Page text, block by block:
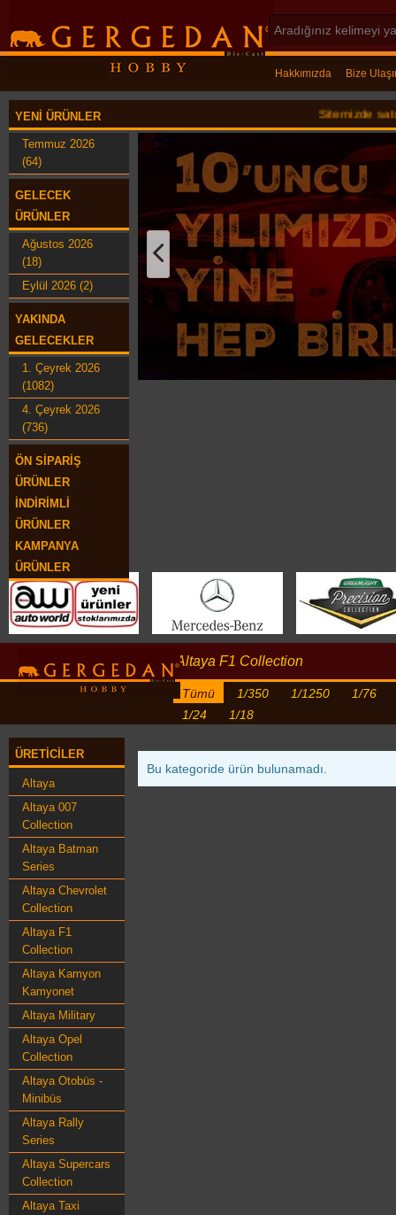
Hakkımızda Bize
YENI ÜRÜNLER
Temmuz 2026
(64)
GELECEK
ÜRÜNLER
Ağustos 2026
(18)
Eylül 2026 (2)
YAKINDA
GELECEKLER
1. Çeyrek 2026
(1082)
4. Çeyrek 2026
(736)
ÖN SIPARIŞ
ÜRÜNLER
İNDIRIMLI
ÜRÜNLER
KAMPANYA
ÜRÜNLER
Sitemizde satılan
Altaya F1 Collection
Tümü 1/350 1/1250
1/76
1/24
1/18
ÜRETICILER
Altaya
Altaya 007
Collection
Altaya Batman
Series
Altaya Chevrolet
Collection
Altaya F1
Collection
Altaya Kamyon
Kamyonet
Altaya Military
Altaya Opel
Collection
Altaya Otobüs -
Minibüs
Altaya Rally
Series
Altaya Supercars
Collection
Altaya Taxi
Bu kategoride ürün bulunamadı.